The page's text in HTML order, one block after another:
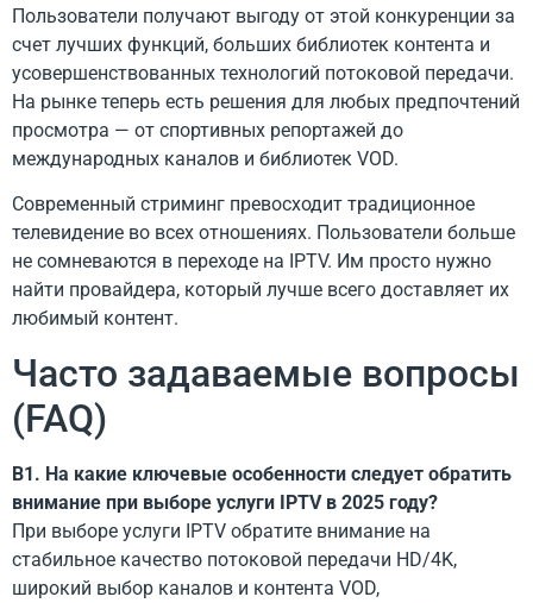
Пользователи получают выгоду от этой конкуренции за
счет лучших функций, больших библиотек контента и
усовершенствованных технологий потоковой передачи.
На рынке теперь есть решения для любых предпочтений
просмотра — от спортивных репортажей до
международных каналов и библиотек VOD.
Современный стриминг превосходит традиционное
телевидение во всех отношениях. Пользователи больше
не сомневаются в переходе на IPTV. Им просто нужно
найти провайдера, который лучше всего доставляет их
любимый контент.
Часто задаваемые вопросы
(FAQ)
В1. На какие ключевые особенности следует обратить
внимание при выборе услуги IPTV в 2025 году?
При выборе услуги IPTV обратите внимание на
стабильное качество потоковой передачи HD/4K,
широкий выбор каналов и контента VOD,